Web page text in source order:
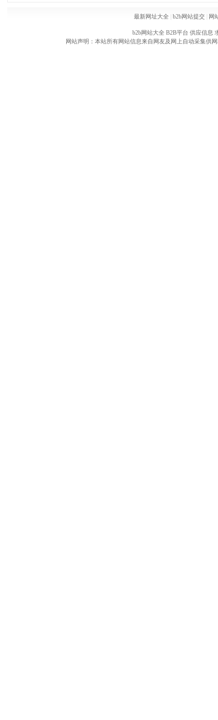
最新网址大全 b2b网站提交 网
b2b网站大全 B2B平台 供应信息
网站声明：本站所有网站信息来自网友及网上自动采集供